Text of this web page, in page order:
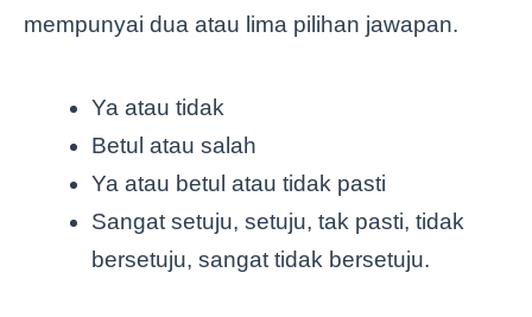
mempunyai dua atau lima pilihan jawapan.
Ya atau tidak
Betul atau salah
Ya atau betul atau tidak pasti
Sangat setuju, setuju, tak pasti, tidak
bersetuju, sangat tidak bersetuju.